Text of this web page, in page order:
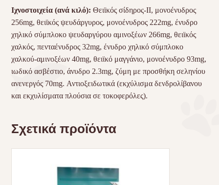
Ιχνοστοιχεία (ανά κιλό): Θειϊκός σίδηρος-ΙΙ, μονοένυδρος
256mg, θειϊκός ψευδάργυρος, μονοένυδρος 222mg, ένυδρο
χηλικό σύμπλοκο ψευδαργύρου αμινοξέων 266mg, θειϊκός
χαλκός, πενταένυδρος 32mg, ένυδρο χηλικό σύμπλοκο
χαλκού-αμινοξέων 40mg, θειϊκό μαγγάνιο, μονοένυδρο 93mg,
ιωδικό ασβέστιο, άνυδρο 2.3mg, ζύμη με προσθήκη σεληνίου
ανενεργός 70mg. Αντιοξειδωτικά (εκχύλισμα δενδρολίβανου
και εκχυλίσματα πλούσια σε τοκοφερόλες).
Σχετικά προϊόντα